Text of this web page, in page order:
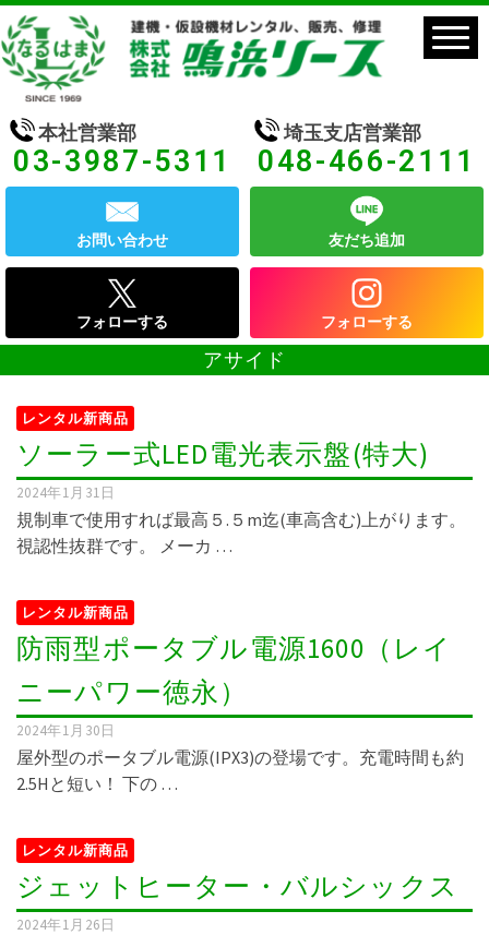
本社営業部
03-3987-5311
埼玉支店営業部
048-466-2111
お問い合わせ 友だち追加
フォローする フォローする
アサイド
レンタル新商品
ソーラー式LED電光表示盤(特大)
2024年1月31日
規制車で使用すれば最高５.５m迄(車高含む)上がります。
視認性抜群です。 メーカ …
レンタル新商品
防雨型ポータブル電源1600（レイ
ニーパワー徳永）
2024年1月30日
屋外型のポータブル電源(IPX3)の登場です。充電時間も約
2.5Hと短い！ 下の …
レンタル新商品
ジェットヒーター・バルシックス
2024年1月26日